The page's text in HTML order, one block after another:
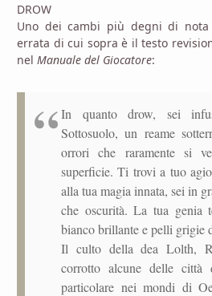
DROW
Uno dei cambi più degni di nota
errata di cui sopra è il testo
nel Manuale del Giocatore:
In quanto drow, sei
Sottosuolo, un reame
orrori che raramente si
superficie. Ti trovi a tuo
alla tua magia innata, sei in
che oscurità. La tua genia
bianco brillante e pelli grigie
Il culto della dea Lolth,
corrotto alcune delle
particolare nei mondi di